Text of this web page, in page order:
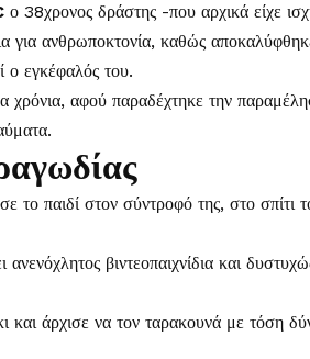
ο 38χρονος δράστης -που αρχικά είχε
για ανθρωποκτονία, καθώς
ο εγκέφαλός του.
χρόνια, αφού παραδέχτηκε την
το παιδί στον σύντροφό της, στο σπίτι
βιντεοπαιχνίδια και
άρχισε να τον ταρακουνά με τόση